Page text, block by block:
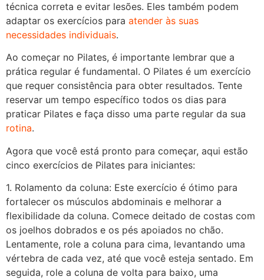
técnica correta e evitar lesões. Eles também podem
adaptar os exercícios para atender às suas
necessidades individuais.
Ao começar no Pilates, é importante lembrar que a
prática regular é fundamental. O Pilates é um exercício
que requer consistência para obter resultados. Tente
reservar um tempo específico todos os dias para
praticar Pilates e faça disso uma parte regular da sua
rotina.
Agora que você está pronto para começar, aqui estão
cinco exercícios de Pilates para iniciantes:
1. Rolamento da coluna: Este exercício é ótimo para
fortalecer os músculos abdominais e melhorar a
flexibilidade da coluna. Comece deitado de costas com
os joelhos dobrados e os pés apoiados no chão.
Lentamente, role a coluna para cima, levantando uma
vértebra de cada vez, até que você esteja sentado. Em
seguida, role a coluna de volta para baixo, uma